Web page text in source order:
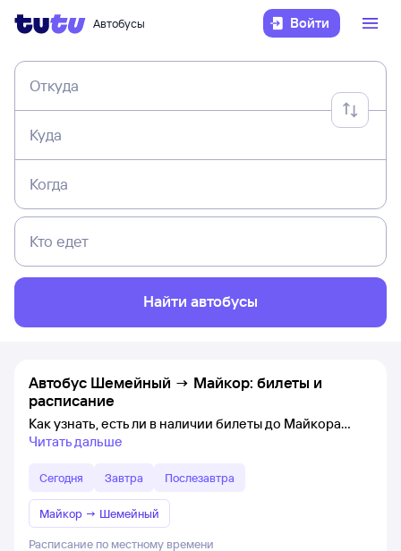
Автобусы Войти
Откуда
Куда
Когда
Кто едет
Найти автобусы
Автобус Шемейный → Майкор: билеты и
расписание
Как узнать, есть ли в наличии билеты до Майкора
Читать дальше
Сегодня Завтра Послезавтра
Майкор → Шемейный
Расписание по местному времени